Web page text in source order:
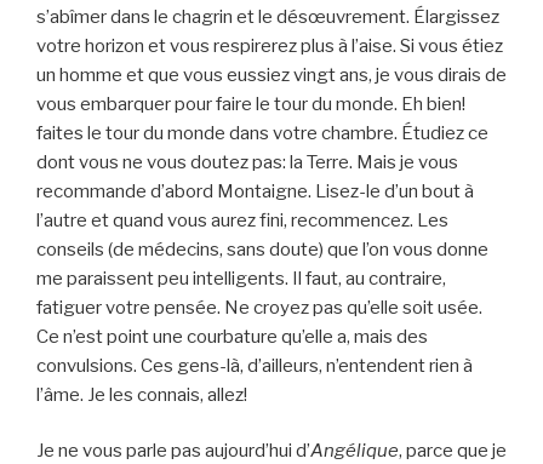
s’abîmer dans le chagrin et le désœuvrement. Élargissez
votre horizon et vous respirerez plus à l’aise. Si vous étiez
un homme et que vous eussiez vingt ans, je vous dirais de
vous embarquer pour faire le tour du monde. Eh bien!
faites le tour du monde dans votre chambre. Étudiez ce
dont vous ne vous doutez pas: la Terre. Mais je vous
recommande d’abord Montaigne. Lisez-le d’un bout à
l’autre et quand vous aurez fini, recommencez. Les
conseils (de médecins, sans doute) que l’on vous donne
me paraissent peu intelligents. Il faut, au contraire,
fatiguer votre pensée. Ne croyez pas qu’elle soit usée.
Ce n’est point une courbature qu’elle a, mais des
convulsions. Ces gens-là, d’ailleurs, n’entendent rien à
l’âme. Je les connais, allez!
Je ne vous parle pas aujourd’hui d’Angélique, parce que je